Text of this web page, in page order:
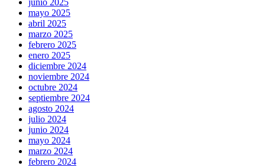
junio 2025
mayo 2025
abril 2025
marzo 2025
febrero 2025
enero 2025
diciembre 2024
noviembre 2024
octubre 2024
septiembre 2024
agosto 2024
julio 2024
junio 2024
mayo 2024
marzo 2024
febrero 2024